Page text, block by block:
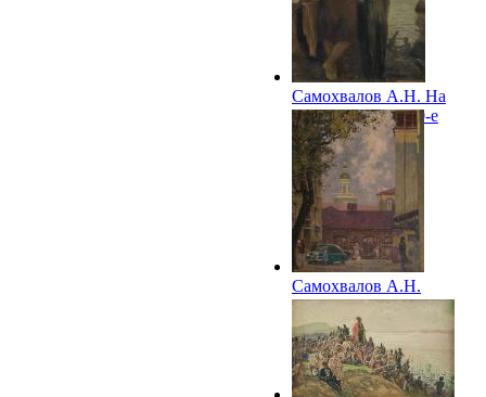
Самохвалов А.Н. На
набережной. 1950-е
Самохвалов А.Н.
Ленинградский
дворик. 1950-е